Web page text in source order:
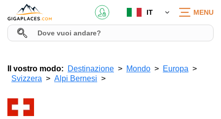
IT MENU
Il vostro modo: Destinazione Mondo
Europa
Svizzera
Alpi Bernesi